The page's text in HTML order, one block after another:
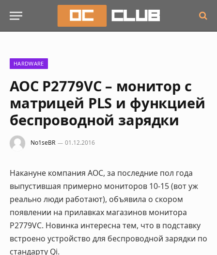
HARDWARE
AOC P2779VC – монитор с
матрицей PLS и функцией
беспроводной зарядки
No1seBR 01.12.2016
Накануне компания AOC, за последние пол года
выпустившая примерно мониторов 10-15 (вот уж
реально люди работают), объявила о скором
появлении на прилавках магазинов монитора
P2779VC. Новинка интересна тем, что в подставку
встроено устройство для беспроводной зарядки по
стандарту Qi.